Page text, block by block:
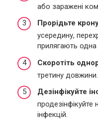
або заражені
Прорідьте
усередину,
прилягають
Скоротіть
третину довжини.
Дезінфікуйте
інфекцій.